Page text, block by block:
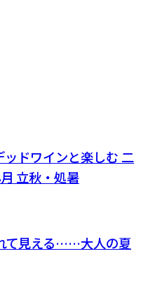
ドワインと楽しむ 二
立秋・処暑
て見える……大人の夏